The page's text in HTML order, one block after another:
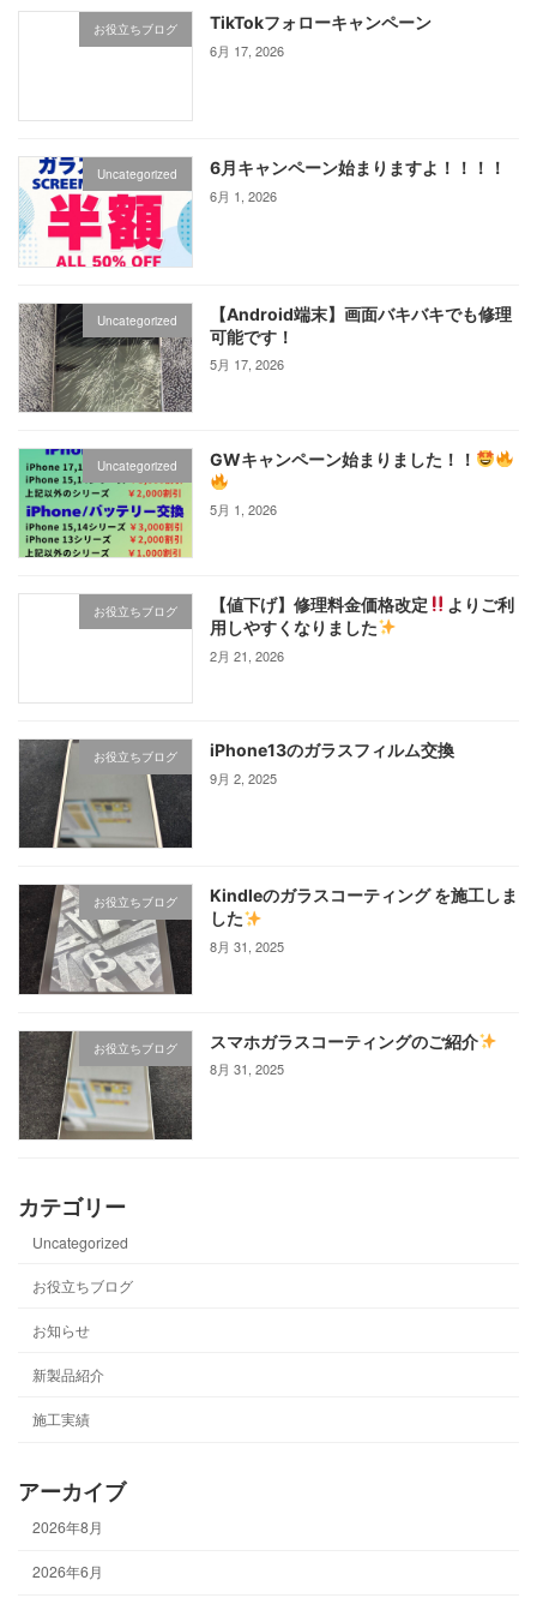
お役立ちブログ TikTokフォローキャンペーン
6月 17, 2026
Uncategorized 6月キャンペーン始まりますよ！！！！
6月 1, 2026
Uncategorized
【Android端末】画面バキバキでも修理
可能です！
5月 17, 2026
Uncategorized GWキャンペーン始まりました！！
5月 1, 2026
お役立ちブログ 【値下げ】修理料金価格改定
よりご利
用しやすくなりました
2月 21, 2026
お役立ちブログ iPhone13のガラスフィルム交換
9月 2, 2025
お役立ちブログ
Kindleのガラスコーティング を施工しま
した
8月 31, 2025
お役立ちブログ スマホガラスコーティングのご紹介
8月 31, 2025
カテゴリー
Uncategorized
お役立ちブログ
お知らせ
新製品紹介
施工実績
アーカイブ
2026年8月
2026年6月